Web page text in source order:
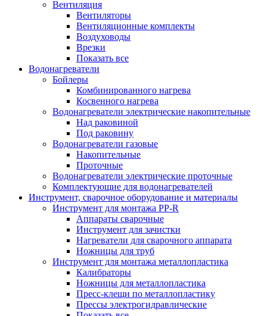
Вентиляция
Вентиляторы
Вентиляционные комплекты
Воздуховоды
Врезки
Показать все
Водонагреватели
Бойлеры
Комбинированного нагрева
Косвенного нагрева
Водонагреватели электрические накопительные
Над раковиной
Под раковину
Водонагреватели газовые
Накопительные
Проточные
Водонагреватели электрические проточные
Комплектующие для водонагревателей
Инструмент, сварочное оборудование и материалы
Инструмент для монтажа PP-R
Аппараты сварочные
Инструмент для зачистки
Нагреватели для сварочного аппарата
Ножницы для труб
Инструмент для монтажа металлопластика
Калибраторы
Ножницы для металлопластика
Пресс-клещи по металлопластику
Прессы электрогидравлические